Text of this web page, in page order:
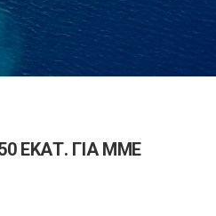
ΕΚΑΤ. ΓΙΑ ΜΜΕ